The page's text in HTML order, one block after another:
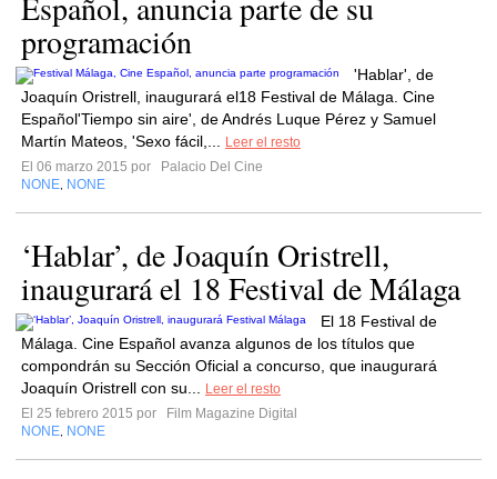
programación
'Hablar', de
Joaquín Oristrell, inaugurará el18 Festival de Málaga. Cine
Español'Tiempo sin aire', de Andrés Luque Pérez y Samuel
Martín Mateos, 'Sexo fácil,...
Leer el resto
El 06 marzo 2015 por
Palacio Del Cine
NONE NONE
‘Hablar’, de Joaquín Oristrell,
inaugurará el 18 Festival de Málaga
El 18 Festival de
Málaga. Cine Español avanza algunos de los títulos que
compondrán su Sección Oficial a concurso, que inaugurará
Joaquín Oristrell con su...
Leer el resto
El 25 febrero 2015 por
Film Magazine Digital
NONE NONE